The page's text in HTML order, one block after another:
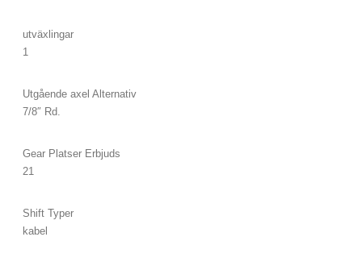
utväxlingar
1
Utgående axel Alternativ
7/8″ Rd.
Gear Platser Erbjuds
21
Shift Typer
kabel